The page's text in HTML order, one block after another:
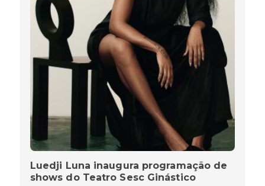
Luedji Luna inaugura programação de
shows do Teatro Sesc Ginástico